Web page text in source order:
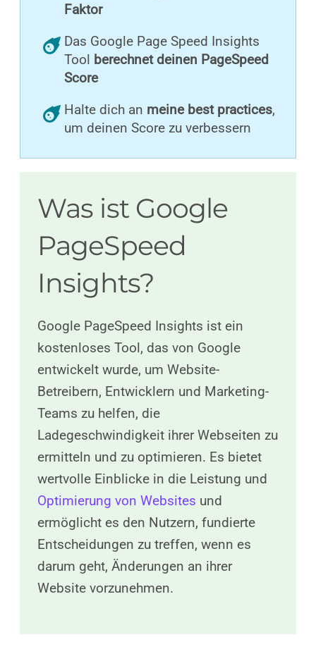
Faktor
Das Google Page Speed Insights
Tool berechnet deinen PageSpeed
Score
Halte dich an meine best practices,
um deinen Score zu verbessern
Was ist Google
PageSpeed
Insights?
Google PageSpeed Insights ist ein
kostenloses Tool, das von Google
entwickelt wurde, um Website-
Betreibern, Entwicklern und Marketing-
Teams zu helfen, die
Ladegeschwindigkeit ihrer Webseiten zu
ermitteln und zu optimieren. Es bietet
wertvolle Einblicke in die Leistung und
Optimierung von Websites und
ermöglicht es den Nutzern, fundierte
Entscheidungen zu treffen, wenn es
darum geht, Änderungen an ihrer
Website vorzunehmen.